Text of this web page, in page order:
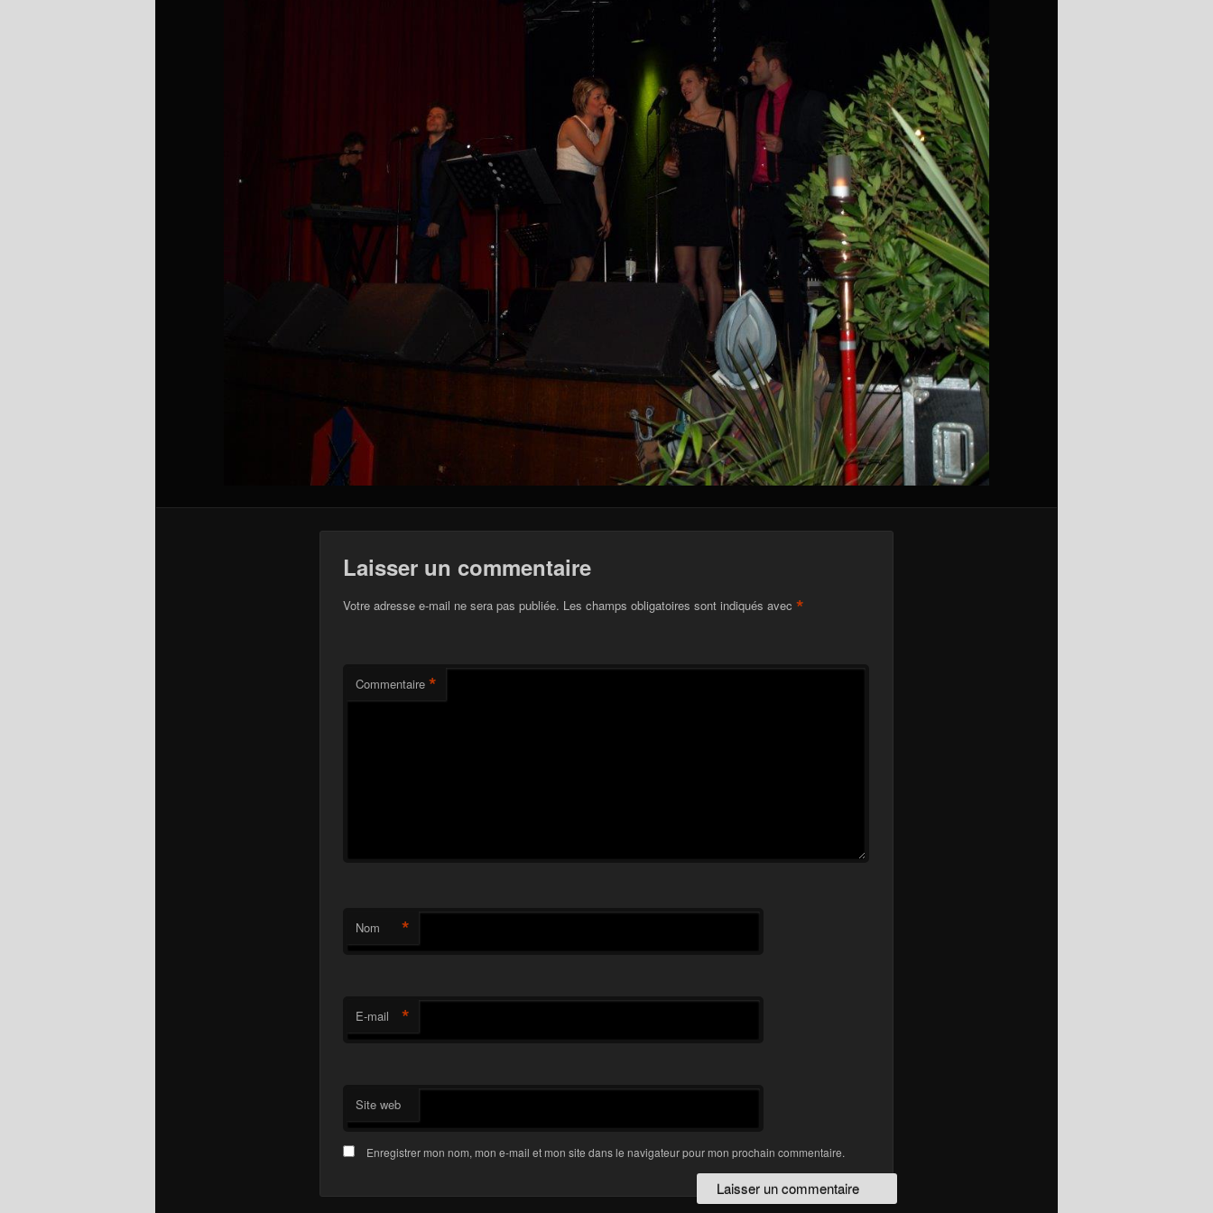
Laisser un commentaire
Votre adresse e-mail ne sera pas publiée. Les champs obligatoires sont indiqués avec *
Commentaire *
Nom *
E-mail *
Site web
Enregistrer mon nom, mon e-mail et mon site dans le navigateur pour mon prochain commentaire.